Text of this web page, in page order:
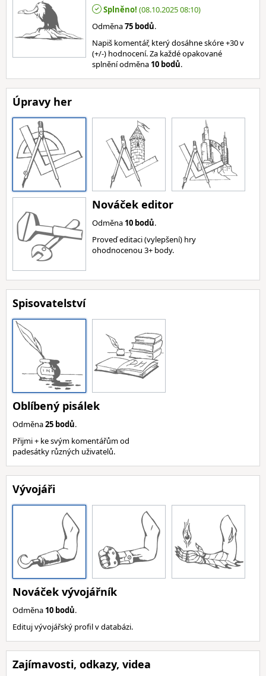
Splněno! (08.10.2025 08:10)
Odměna75 bodů.
Napiš komentář, který dosáhne skóre +30 v
(+/-) hodnocení. Za každé opakované
splnění odměna 10 bodů.
Úpravy her
Nováček editor
Odměna 10 bodů.
Proveď editaci (vylepšení) hry
ohodnocenou 3+ body.
Spisovatelství
Oblíbený pisálek
Odměna25 bodů.
Přijmi + ke svým komentářům od
padesátky různých uživatelů.
Vývojáři
Nováček vývojářník
Odměna 10 bodů.
Edituj vývojářský profil v databázi.
Zajímavosti, odkazy, videa